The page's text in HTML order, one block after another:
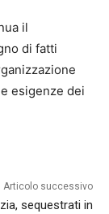
il
di fatti
esigenze dei
Articolo successivo
sequestrati in